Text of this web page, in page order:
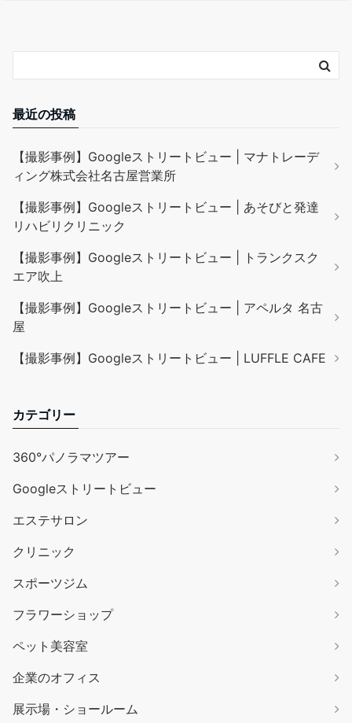
最近の投稿
【撮影事例】Googleストリートビュー | マナトレーデ
ィング株式会社名古屋営業所
【撮影事例】Googleストリートビュー | あそびと発達
リハビリクリニック
【撮影事例】Googleストリートビュー | トランクスク
エア吹上
【撮影事例】Googleストリートビュー | アペルタ 名古
屋
【撮影事例】Googleストリートビュー | LUFFLE CAFE
カテゴリー
360°パノラマツアー
Googleストリートビュー
エステサロン
クリニック
スポーツジム
フラワーショップ
ペット美容室
企業のオフィス
展示場・ショールーム